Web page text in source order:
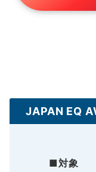
JAPAN EQ
■対象